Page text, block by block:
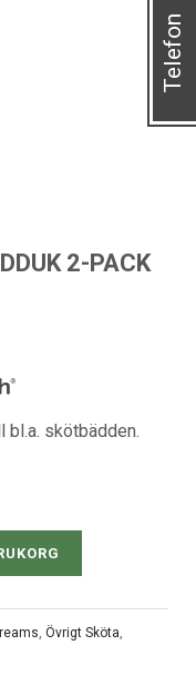
2-PACK
skötbädden.
Övrigt Sköta
Telefon